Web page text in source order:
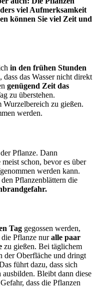
viel Aufmerksamkeit
können Sie viel Zeit und
in den frühen Stunden
das Wasser nicht direkt
genügend Zeit das
zu überstehen.
zu gießen.
werden.
Pflanze. Dann
schon, bevor es über
werden kann.
Pflanzenblättern die
Tag gegossen werden,
Pflanze nuralle paar
zu gießen. Bei täglichem
der Oberfläche und dringt
führt dazu, dass sich
Bleibt dann diese
dass die Pflanzen